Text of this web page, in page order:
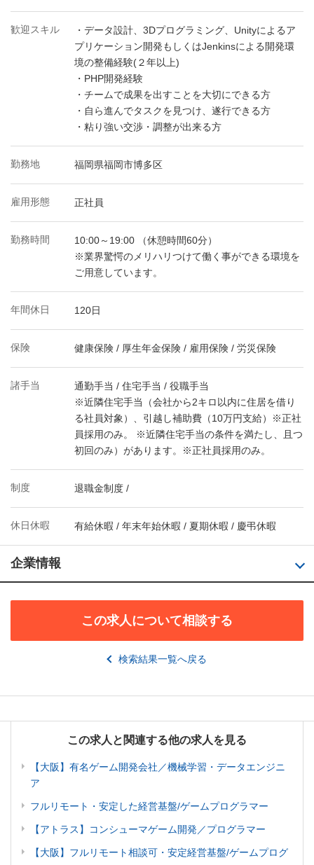
歓迎スキル
・データ設計、3Dプログラミング、Unityによるア
プリケーション開発もしくはJenkinsによる開発環
境の整備経験(２年以上)
・PHP開発経験
・チームで成果を出すことを大切にできる方
・自ら進んでタスクを見つけ、遂行できる方
・粘り強い交渉・調整が出来る方
勤務地 福岡県福岡市博多区
雇用形態 正社員
勤務時間
10:00～19:00 （休憩時間60分）
※業界驚愕のメリハリつけて働く事ができる環境を
ご用意しています。
年間休日 120日
保険 健康保険 / 厚生年金保険 / 雇用保険 / 労災保険
諸手当
通勤手当 / 住宅手当 / 役職手当
※近隣住宅手当（会社から2キロ以内に住居を借り
る社員対象）、引越し補助費（10万円支給）※正社
員採用のみ。 ※近隣住宅手当の条件を満たし、且つ
初回のみ）があります。※正社員採用のみ。
制度 退職金制度 /
休日休暇 有給休暇 / 年末年始休暇 / 夏期休暇 / 慶弔休暇
企業情報
この求人について相談する
検索結果一覧へ戻る
この求人と関連する他の求人を見る
【大阪】有名ゲーム開発会社／機械学習・データエンジニ
ア
フルリモート・安定した経営基盤/ゲームプログラマー
【アトラス】コンシューマゲーム開発／プログラマー
【大阪】フルリモート相談可・安定経営基盤/ゲームプログ